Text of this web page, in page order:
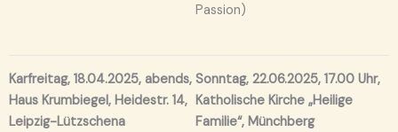
Passion)
Karfreitag, 18.04.2025, abends,
Haus Krumbiegel, Heidestr. 14,
Leipzig-Lützschena
Sonntag, 22.06.2025, 17.00 Uhr,
Katholische Kirche „Heilige
Familie“, Münchberg